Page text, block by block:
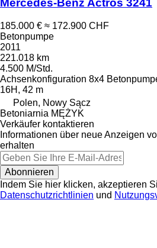
Mercedes-Benz Actros 3241
185.000 € ≈ 172.900 CHF
Betonpumpe
2011
221.018 km
4.500 M/Std.
Achsenkonfiguration 8x4
16H, 42 m
Polen, Nowy Sącz
Betoniarnia MĘŻYK
Verkäufer kontaktieren
Informationen über neue Anzeigen
erhalten
Abonnieren
Indem Sie hier klicken, akzeptieren
Datenschutzrichtlinien und